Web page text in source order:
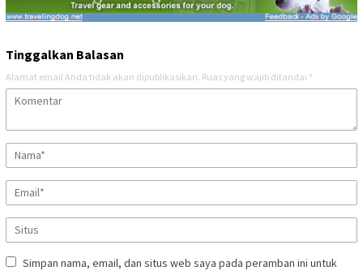
Tinggalkan Balasan
Alamat email Anda tidak akan dipublikasikan. Ruas yang wajib ditandai *
Simpan nama, email, dan situs web saya pada peramban ini untuk